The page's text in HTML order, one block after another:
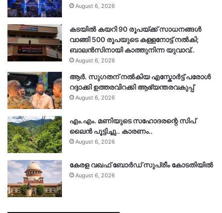
August 6, 2026
കടയിൽ കയറി 90 രൂപയ്ക്ക് സാധനങ്ങൾ
വാങ്ങി 500 രൂപയുടെ കള്ളനോട്ട് നൽകി;
ബാലൻസിനായി കാത്തുനിന്ന യുവാവ്..
August 6, 2026
ആർ. സു​ഗതന് നൽകിയ എസ്കോർട്ട് പരോൾ
റദ്ദാക്കി ഉത്തരവിറക്കി ആഭ്യന്തരവകുപ്പ്
August 6, 2026
എം.എം. മണിയുടെ സഹോദരന്റെ സിപ്
ലൈൻ പൂട്ടിച്ചു.. കാരണം..
August 6, 2026
കേരള വഖഫ് ബോർഡ് സുപ്രീം കോടതിയിൽ
August 6, 2026